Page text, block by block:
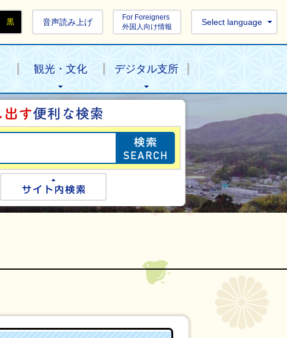
黒 音声読み上げ
For Foreigners
外国人向け情報
Select language
観光・文化 デジタル支所
目的の情報を探
Google検索